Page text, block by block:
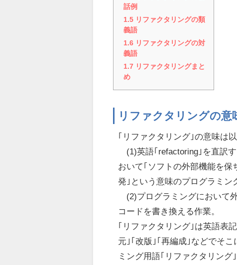
話例
1.5 リファクタリングの類
義語
1.6 リファクタリングの対
義語
1.7 リファクタリングまと
め
リファクタリングの意
｢リファクタリング｣の意味は
(1)英語｢refactoring｣を直訳
おいて｢ソフトの外部機能を保
発｣という意味のプログラミン
(2)プログラミングにおいて
コードを書き換える作業。
｢リファクタリング｣は英語表
元｣｢改版｣｢再編成｣などでそ
ミング用語｢リファクタリン